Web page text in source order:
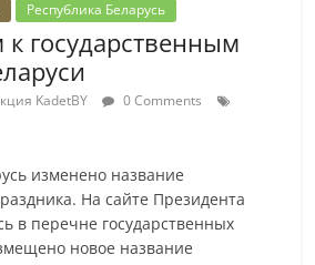
Республика Беларусь
государственным
KadetBY
0 Comments
изменено название
На сайте Президента
в перечне государственных
новое название